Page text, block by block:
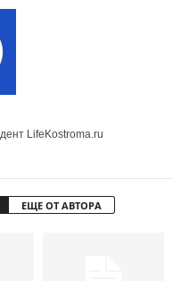
LifeKostroma.ru
ЕЩЕ ОТ АВТОРА